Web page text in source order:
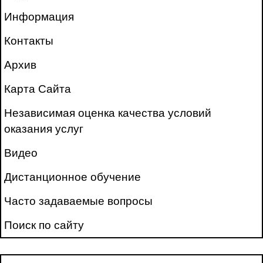
Информация
Контакты
Архив
Карта Сайта
Независимая оценка качества условий
оказания услуг
Видео
Дистанционное обучение
Часто задаваемые вопросы
Поиск по сайту